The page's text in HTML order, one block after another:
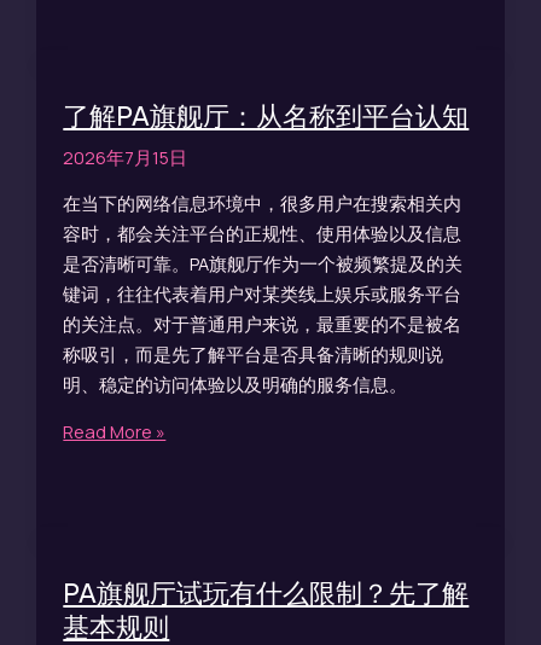
了解PA旗舰厅：从名称到平台认知
2026年7月15日
在当下的网络信息环境中，很多用户在搜索相关内
容时，都会关注平台的正规性、使用体验以及信息
是否清晰可靠。PA旗舰厅作为一个被频繁提及的关
键词，往往代表着用户对某类线上娱乐或服务平台
的关注点。对于普通用户来说，最重要的不是被名
称吸引，而是先了解平台是否具备清晰的规则说
明、稳定的访问体验以及明确的服务信息。
Read More »
PA旗舰厅试玩有什么限制？先了解
基本规则